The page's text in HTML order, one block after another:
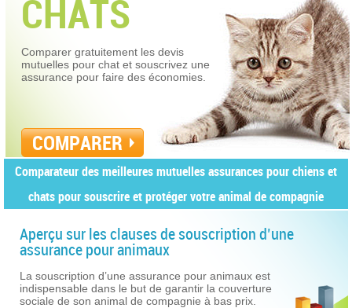
CHATS
Comparer gratuitement les devis
mutuelles pour chat et souscrivez une
assurance pour faire des économies.
COMPARER
Comparateur des meilleures mutuelles assurances pour chiens et
chats pour souscrire et protéger votre animal de compagnie
Aperçu sur les clauses de souscription d’une
assurance pour animaux
La souscription d’une assurance pour animaux est
indispensable dans le but de garantir la couverture
sociale de son animal de compagnie à bas prix.